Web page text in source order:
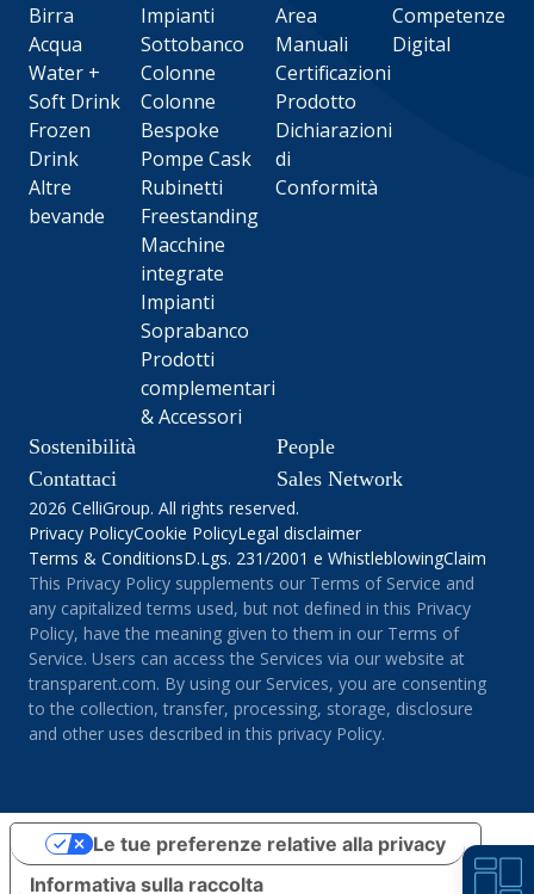
Birra
Acqua
Water +
Soft Drink
Frozen
Drink
Altre
bevande
Impianti
Sottobanco
Colonne
Colonne
Bespoke
Pompe Cask
Rubinetti
Freestanding
Macchine
integrate
Impianti
Soprabanco
Prodotti
complementari
& Accessori
Area
Manuali
Certificazioni
Prodotto
Dichiarazioni
di
Conformità
Competenze
Digital
Sostenibilità
People
Contattaci
Sales Network
2026 CelliGroup. All rights reserved.
Privacy PolicyCookie PolicyLegal disclaimer
Terms & ConditionsD.Lgs. 231/2001 e WhistleblowingClaim
This Privacy Policy supplements our Terms of Service and
any capitalized terms used, but not defined in this Privacy
Policy, have the meaning given to them in our Terms of
Service. Users can access the Services via our website at
transparent.com. By using our Services, you are consenting
to the collection, transfer, processing, storage, disclosure
and other uses described in this privacy Policy.
Informativa sulla raccolta
Le tue preferenze relative alla privacy